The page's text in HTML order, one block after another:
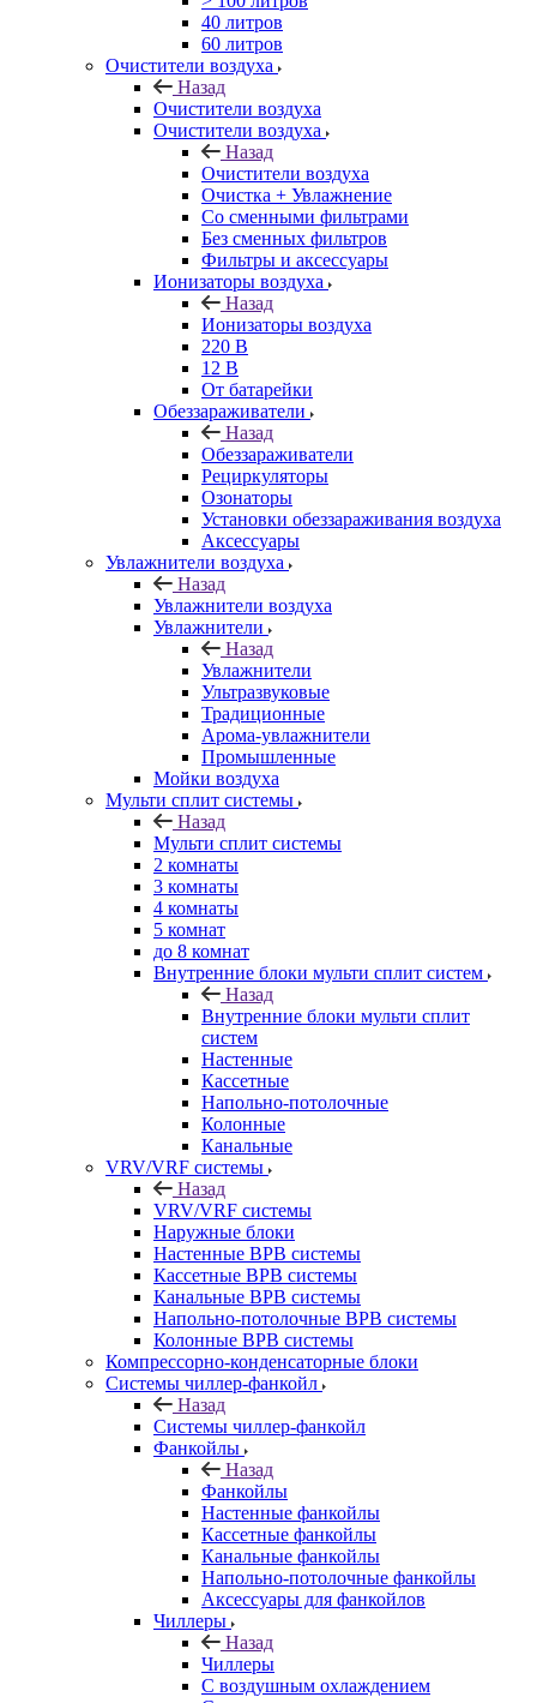
40 литров
60 литров
Очистители воздуха
Назад
Очистители воздуха
Очистители воздуха
Назад
Очистители воздуха
Очистка + Увлажнение
Cо сменными фильтрами
Без сменных фильтров
Фильтры и аксессуары
Ионизаторы воздуха
Назад
Ионизаторы воздуха
220 В
12 В
От батарейки
Обеззараживатели
Назад
Обеззараживатели
Рециркуляторы
Озонаторы
Установки обеззараживания воздуха
Аксессуары
Увлажнители воздуха
Назад
Увлажнители воздуха
Увлажнители
Назад
Увлажнители
Ультразвуковые
Традиционные
Арома-увлажнители
Промышленные
Мойки воздуха
Мульти сплит системы
Назад
Мульти сплит системы
2 комнаты
3 комнаты
4 комнаты
5 комнат
до 8 комнат
Внутренние блоки мульти сплит систем
Назад
Внутренние блоки мульти сплит
систем
Настенные
Кассетные
Напольно-потолочные
Колонные
Канальные
VRV/VRF системы
Назад
VRV/VRF системы
Наружные блоки
Настенные ВРВ системы
Кассетные ВРВ системы
Канальные ВРВ системы
Напольно-потолочные ВРВ системы
Колонные ВРВ системы
Компрессорно-конденсаторные блоки
Системы чиллер-фанкойл
Назад
Системы чиллер-фанкойл
Фанкойлы
Назад
Фанкойлы
Настенные фанкойлы
Кассетные фанкойлы
Канальные фанкойлы
Напольно-потолочные фанкойлы
Аксессуары для фанкойлов
Чиллеры
Назад
Чиллеры
С воздушным охлаждением